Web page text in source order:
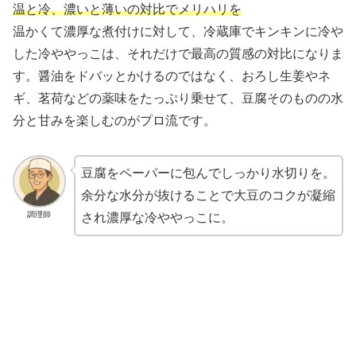
温と冷、濃いと薄いの対比でメリハリを
温かくて濃厚な煮付けに対して、冷蔵庫でキンキンに冷や
した冷ややっこは、それだけで最高の質感の対比になりま
す。醤油をドバッとかけるのではなく、おろし生姜やネ
ギ、茗荷などの薬味をたっぷり乗せて、豆腐そのものの水
分と甘みを楽しむのがプロ流です。
調理師
豆腐をペーパーに包んでしっかり水切りを。
余分な水分が抜けることで大豆のコクが凝縮
され濃厚な冷ややっこに。